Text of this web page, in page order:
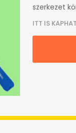
szerkezet
ITT IS